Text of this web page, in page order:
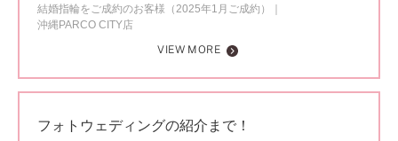
結婚指輪をご成約のお客様（2025年1月ご成約）
沖縄PARCO CITY店
VIEW MORE
フォトウェディングの紹介まで！